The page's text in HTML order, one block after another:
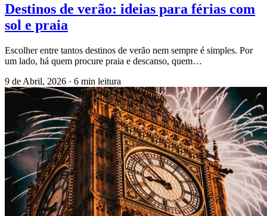
Destinos de verão: ideias para férias com
sol e praia
Escolher entre tantos destinos de verão nem sempre é simples. Por
um lado, há quem procure praia e descanso, quem…
9 de Abril, 2026 · 6 min leitura